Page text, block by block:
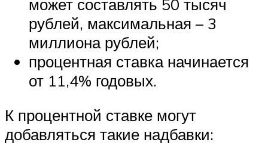
может составлять 50 тысяч
рублей, максимальная – 3
миллиона рублей;
процентная ставка начинается
от 11,4% годовых.
К процентной ставке могут
добавляться такие надбавки: